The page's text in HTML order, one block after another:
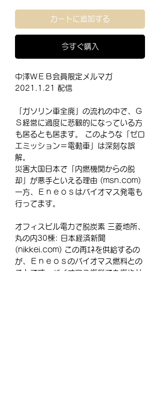
カートに追加する
今すぐ購入
中澤ＷＥＢ会員限定メルマガ
2021.1.21 配信
「ガソリン車全廃」の流れの中で、Ｇ
Ｓ経営に過度に悲観的になっている方
も居るとも居ます。 このような「ゼロ
エミッション＝電動車」は深刻な誤
解。
災害大国日本で「内燃機関からの脱
却」が悪手といえる理由 (msn.com)
一方、Ｅｎｅｏｓはバイオマス発電も
行ってます。
オフィスビル電力で脱炭素 三菱地所、
丸の内30棟: 日本経済新聞
(nikkei.com) この再ｴﾈを供給するの
が、Ｅｎｅｏｓのバイオマス燃料との
ことです。バイオマス燃料でも燃やせ